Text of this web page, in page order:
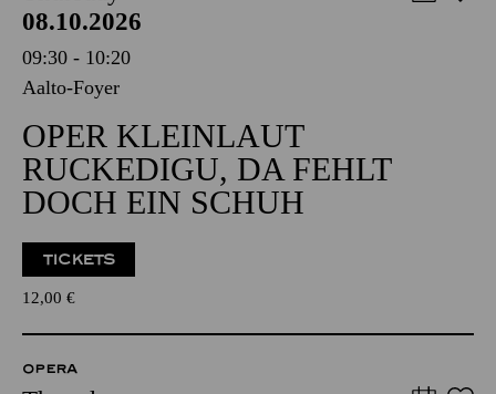
08.10.2026
09:30 - 10:20
Aalto-Foyer
OPER KLEINLAUT
RUCKEDIGU, DA FEHLT
DOCH EIN SCHUH
TICKETS
12,00 €
OPERA